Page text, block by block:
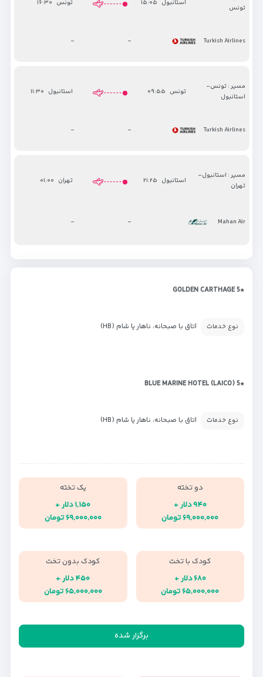
تونس
استانبول ۱۵:۰۵ تونس ۱۶:۳۰
Turkish Airlines
-
-
مسیر : تونس-
استانبول
تونس ۰۹:۵۵ استانبول ۱۱:۳۰
Turkish Airlines
-
-
مسیر : استانبول-
تهران
استانبول ۲۱:۲۵ تهران ۰۱:۰۰
Mahan Air
-
-
*GOLDEN CARTHAGE 5
نوع خدمات اتاق با صبحانه، ناهار یا شام (HB)
*BLUE MARINE HOTEL (LAICO) 5
نوع خدمات اتاق با صبحانه، ناهار یا شام (HB)
دو تخته
۹۴۰ دلار +
۶۹,۰۰۰,۰۰۰ تومان
یک تخته
۱,۱۵۰ دلار +
۶۹,۰۰۰,۰۰۰ تومان
کودک با تخت
۶۸۰ دلار +
۶۵,۰۰۰,۰۰۰ تومان
کودک بدون تخت
۴۵۰ دلار +
۶۵,۰۰۰,۰۰۰ تومان
برگزار شده